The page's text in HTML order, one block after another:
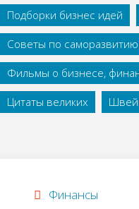
Подборки бизнес идей
Советы по саморазвитию
Фильмы о бизнесе,
Цитаты великих
Финансы